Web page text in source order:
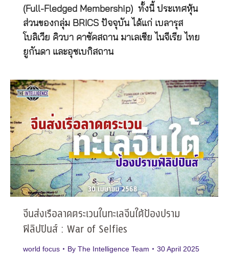
(Full-Fledged Membership) ทั้งนี้ ประเทศหุ้น
ส่วนของกลุ่ม BRICS ปัจจุบัน ได้แก่ เบลารุส
โบลิเวีย คิวบา คาซัคสถาน มาเลเซีย ไนจีเรีย ไทย
ยูกันดา และอุซเบกิสถาน
จีนส่งเรือลาดตระเวนในทะเลจีนใต้ป้องปราม
ฟิลิปปินส์ : War of Selfies
world focus By The Intelligence Team 30 April 2025